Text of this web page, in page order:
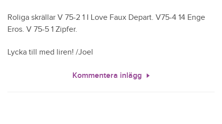
Roliga skrällar V 75-2 1 I Love Faux Depart. V75-4 14 Enge
Eros. V 75-5 1 Zipfer.
Lycka till med liren! /Joel
Kommentera inlägg